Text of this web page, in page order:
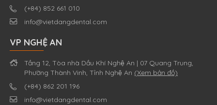
(+84) 852 661 010
info@vietdangdental.com
VP NGHỆ AN
Tầng 12, Tòa nhà Dầu Khí Nghệ An | 07 Quang Trung,
Phường Thành Vinh, Tỉnh Nghệ An (Xem bản đồ)
(+84) 862 201 196
info@vietdangdental.com